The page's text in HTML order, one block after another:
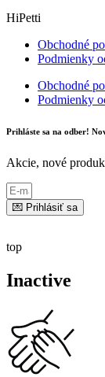
HiPetti
Obchodné
Podmienky
Obchodné
Podmienky
Prihláste sa na odber!
Akcie, nové
💌 Prihlásiť sa
top
Inactive